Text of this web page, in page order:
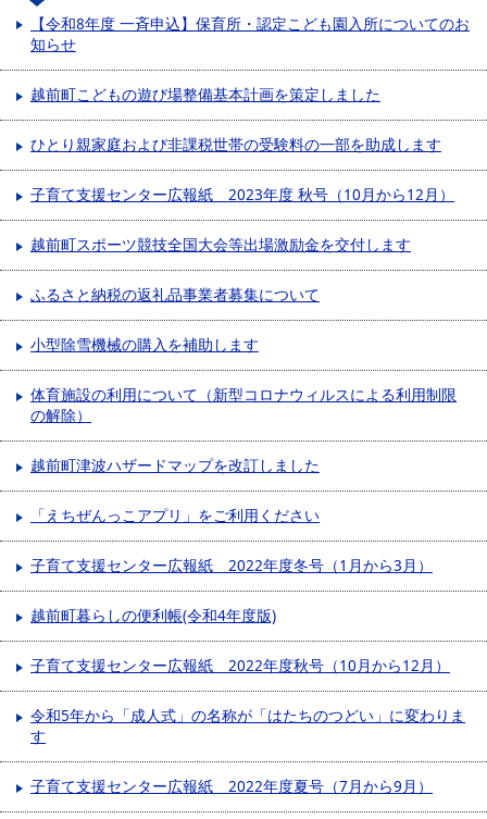
【令和8年度 一斉申込】保育所・認定こども園入所についてのお
知らせ
越前町こどもの遊び場整備基本計画を策定しました
ひとり親家庭および非課税世帯の受験料の一部を助成します
子育て支援センター広報紙 2023年度 秋号（10月から12月）
越前町スポーツ競技全国大会等出場激励金を交付します
ふるさと納税の返礼品事業者募集について
小型除雪機械の購入を補助します
体育施設の利用について（新型コロナウィルスによる利用制限
の解除）
越前町津波ハザードマップを改訂しました
「えちぜんっこアプリ」をご利用ください
子育て支援センター広報紙 2022年度冬号（1月から3月）
越前町暮らしの便利帳(令和4年度版)
子育て支援センター広報紙 2022年度秋号（10月から12月）
令和5年から「成人式」の名称が「はたちのつどい」に変わりま
す
子育て支援センター広報紙 2022年度夏号（7月から9月）